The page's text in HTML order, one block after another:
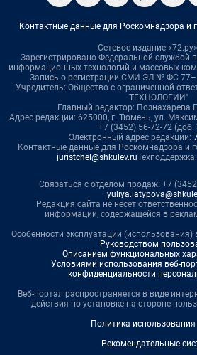
Контактные данные для Роскомнадзора и
Сетевое издание
Зарегистрировано Федеральной службой
информационных технологий и массовых
Запись о регистрации СМИ ЭЛ № ФС 77–
Учредитель: Общество с ограниченной
ТЕХНОЛОГИИ"
Главный редактор: Познахарева
Адрес редакции: 625000, г. Тюмень, ул.
+7 (3452) 56-72-72 (доб.
Электронный адрес редакции:
Контактные данные для Роскомнадзора и
juristchel@shkulev.ruТехподдержка:
Связаться с отделом продаж: +7
Редакция сайта не несет
информации, содержащейся в
Особенности эксплуатации (использования)
Руководством
Описанием функциональных
Условиями использования веб-
конфиденциальности
Веб-портал распространяется в виде
действия по установке на стороне
Политика
Рекомендательные